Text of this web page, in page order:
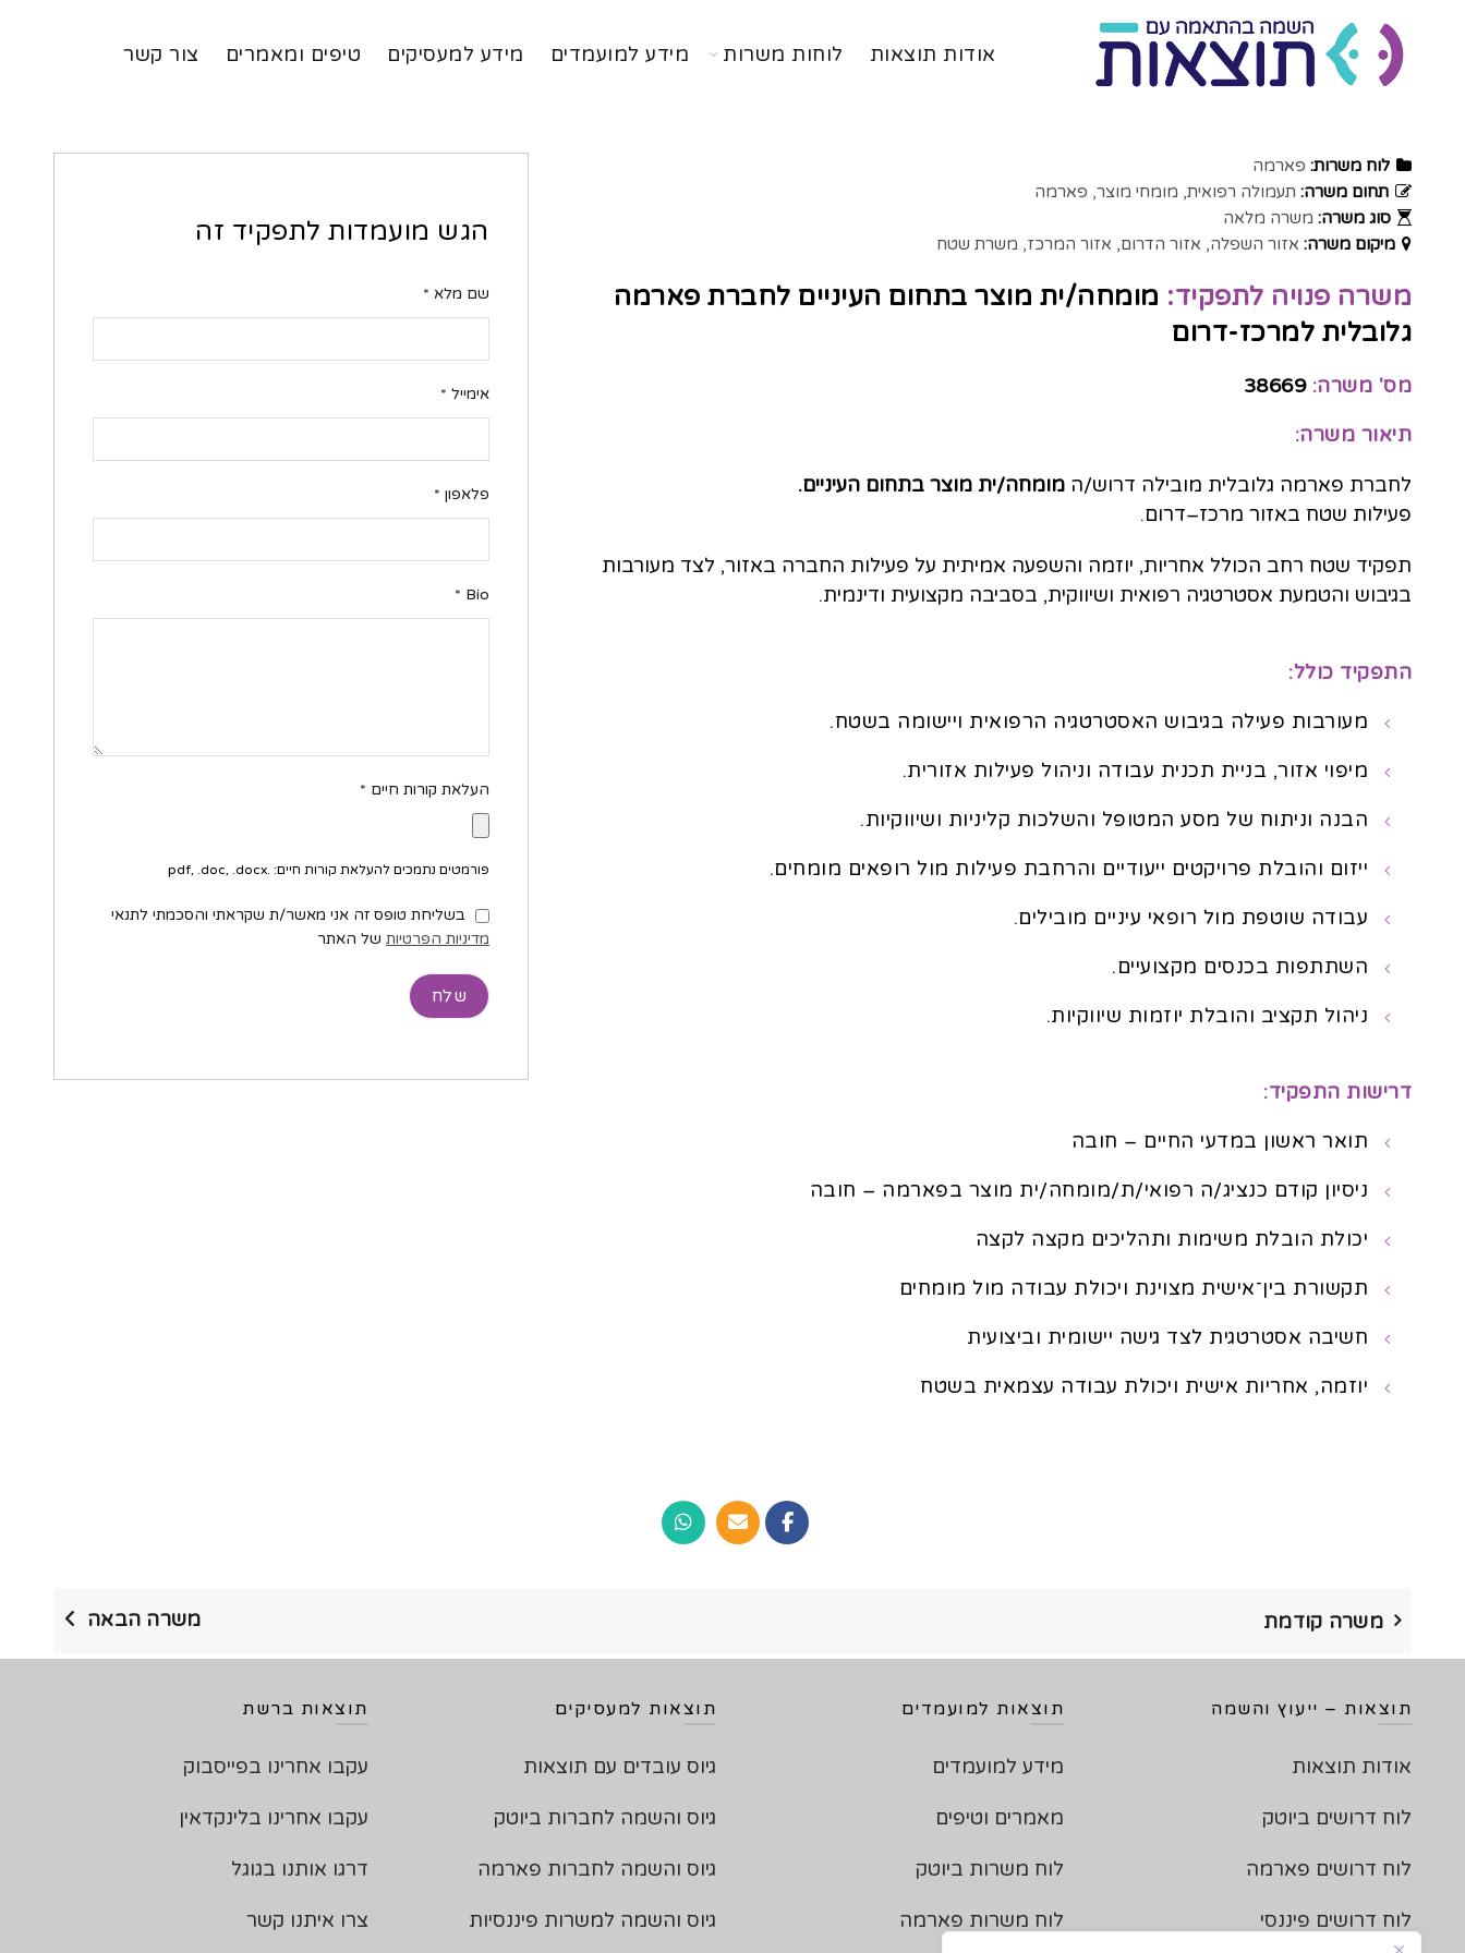
אודות תוצאות לוחות משרות מידע למועמדים מידע למעסיקים טיפים ומאמרים צור קשר
לוח משרות: פארמה
תחום משרה: תעמולה רפואית מומחי מוצר פארמה
סוג משרה: משרה מלאה
מיקום משרה: אזור השפלה אזור הדרום אזור המרכז משרת שטח
משרה פנויה לתפקיד: מומחה/ית מוצר בתחום העיניים לחברת פארמה
גלובלית למרכז-דרום
מס' משרה: 38669
תיאור משרה:
לחברת פארמה גלובלית מובילה דרוש/ה מומחה/ית מוצר בתחום העיניים.
פעילות שטח באזור מרכז–דרום.
תפקיד שטח רחב הכולל אחריות, יוזמה והשפעה אמיתית על פעילות החברה באזור, לצד מעורבות
בגיבוש והטמעת אסטרטגיה רפואית ושיווקית, בסביבה מקצועית ודינמית.
התפקיד כולל:
מעורבות פעילה בגיבוש האסטרטגיה הרפואית ויישומה בשטח.
מיפוי אזור, בניית תכנית עבודה וניהול פעילות אזורית.
הבנה וניתוח של מסע המטופל והשלכות קליניות ושיווקיות.
ייזום והובלת פרויקטים ייעודיים והרחבת פעילות מול רופאים מומחים.
עבודה שוטפת מול רופאי עיניים מובילים.
השתתפות בכנסים מקצועיים.
ניהול תקציב והובלת יוזמות שיווקיות.
דרישות התפקיד:
תואר ראשון במדעי החיים – חובה
ניסיון קודם כנציג/ה רפואי/ת/מומחה/ית מוצר בפארמה – חובה
יכולת הובלת משימות ותהליכים מקצה לקצה
תקשורת בין־אישית מצוינת ויכולת עבודה מול מומחים
חשיבה אסטרטגית לצד גישה יישומית וביצועית
יוזמה, אחריות אישית ויכולת עבודה עצמאית בשטח
הגש מועמדות לתפקיד זה
שם מלא *
אימייל *
פלאפון *
Bio
*
העלאת קורות חיים *
פורמטים נתמכים להעלאת קורות חיים: .pdf, .doc, .docx
בשליחת טופס זה אני מאשר/ת שקראתי והסכמתי לתנאי
מדיניות הפרטיות של האתר
משרה קודמת משרה הבאה
תוצאות – ייעוץ והשמה
אודות תוצאות
לוח דרושים ביוטק
לוח דרושים פארמה
לוח דרושים פיננסי
תוצאות למועמדים
מידע למועמדים
מאמרים וטיפים
לוח משרות ביוטק
לוח משרות פארמה
תוצאות למעסיקים
גיוס עובדים עם תוצאות
גיוס והשמה לחברות ביוטק
גיוס והשמה לחברות פארמה
גיוס והשמה למשרות פיננסיות
תוצאות ברשת
עקבו אחרינו בפייסבוק
עקבו אחרינו בלינקדאין
דרגו אותנו בגוגל
צרו איתנו קשר